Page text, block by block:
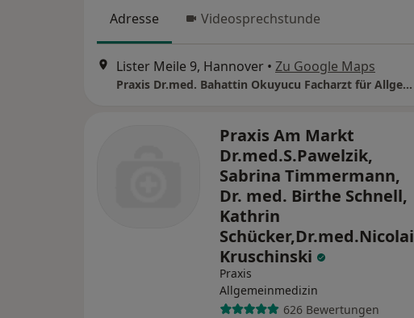
Adresse Videosprechstunde
Lister Meile 9, Hannover • Zu Google Maps
Praxis Dr.med. Bahattin Okuyucu Facharzt für Allgemeinmedizin
Praxis Am Markt
Dr.med.S.Pawelzik,
Sabrina Timmermann,
Dr. med. Birthe Schnell,
Kathrin
Schücker,Dr.med.Nicolai
Kruschinski
Praxis
Allgemeinmedizin
626 Bewertungen